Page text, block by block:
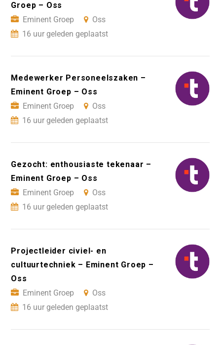
Groep – Oss
Eminent Groep
Oss
16 uur geleden geplaatst
Medewerker Personeelszaken –
Eminent Groep – Oss
Eminent Groep
Oss
16 uur geleden geplaatst
Gezocht: enthousiaste tekenaar –
Eminent Groep – Oss
Eminent Groep
Oss
16 uur geleden geplaatst
Projectleider civiel- en
cultuurtechniek – Eminent Groep –
Oss
Eminent Groep
Oss
16 uur geleden geplaatst